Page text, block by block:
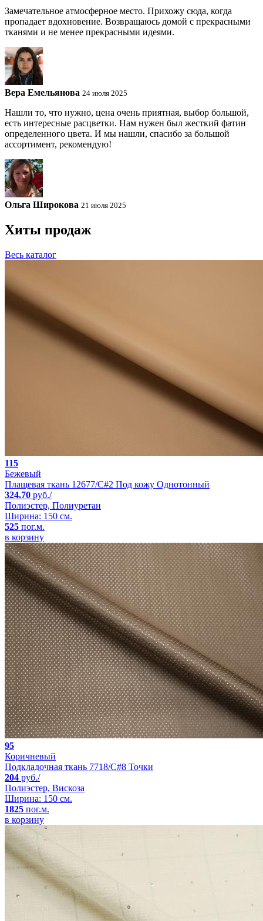
Замечательное атмосферное место. Прихожу сюда, когда
пропадает вдохновение. Возвращаюсь домой с прекрасными
тканями и не менее прекрасными идеями.
Вера Емельянова 24 июля 2025
Нашли то, что нужно, цена очень приятная, выбор большой,
есть интересные расцветки. Нам нужен был жесткий фатин
определенного цвета. И мы нашли, спасибо за большой
ассортимент, рекомендую!
Ольга Широкова 21 июля 2025
Хиты продаж
Весь каталог
115
Бежевый
Плащевая ткань 12677/C#2 Под кожу Однотонный
324.70 руб./
Полиэстер, Полиуретан
Ширина: 150 см.
525 пог.м.
в корзину
95
Коричневый
Подкладочная ткань 7718/C#8 Точки
204 руб./
Полиэстер, Вискоза
Ширина: 150 см.
1825 пог.м.
в корзину